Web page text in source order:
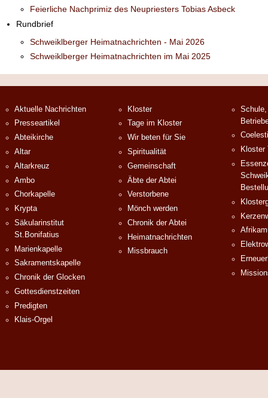
Feierliche Nachprimiz des Neupriesters Tobias Asbeck
Rundbrief
Schweiklberger Heimatnachrichten - Mai 2026
Schweiklberger Heimatnachrichten im Mai 2025
Aktuelle Nachrichten
Presseartikel
Abteikirche
Altar
Altarkreuz
Ambo
Chorkapelle
Krypta
Säkularinstitut
St.Bonifatius
Marienkapelle
Sakramentskapelle
Chronik der Glocken
Gottesdienstzeiten
Predigten
Klais-Orgel
Kloster
Tage im Kloster
Wir beten für Sie
Spiritualität
Gemeinschaft
Äbte der Abtei
Verstorbene
Mönch werden
Chronik der Abtei
Heimatnachrichten
Missbrauch
Kloster